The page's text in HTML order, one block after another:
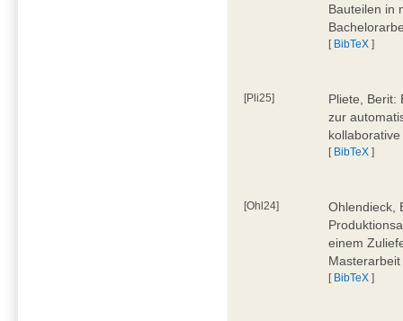
Bauteilen in
[ BibTeX ]
[Pli25]
Pliete, Berit:
zur
[ BibTeX ]
[Ohl24]
Ohlendieck,
einem
[ BibTeX ]